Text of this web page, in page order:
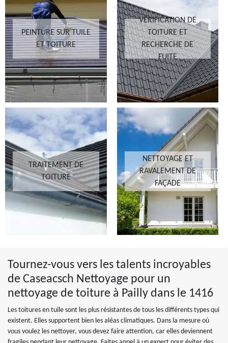
PEINTURE SUR TUILE
ET TOITURE
VÉRIFICATION DE
TOITURE ET
RECHERCHE DE
FUITE
TRAITEMENT DE
TOITURE
NETTOYAGE ET
RAVALEMENT DE
FAÇADE
Tournez-vous vers les talents incroyables
de Caseacsch Nettoyage pour un
nettoyage de toiture à Pailly dans le 1416
Les toitures en tuile sont les plus résistantes de tous les différents types qui
existent. Elles supportent bien les aléas climatiques. Dans la mesure où
vous voulez les nettoyer, vous devez faire attention, car elles deviennent